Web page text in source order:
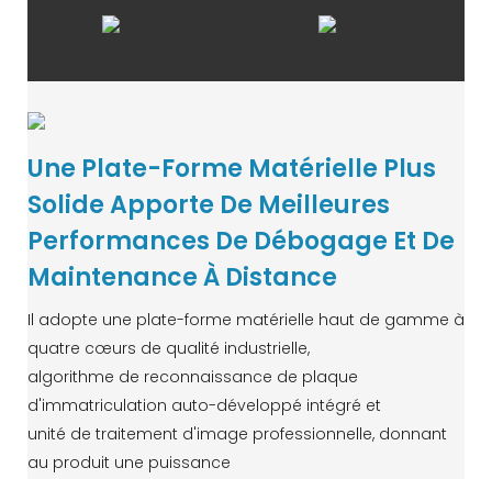
Une Plate-Forme Matérielle Plus
Solide Apporte De Meilleures
Performances De Débogage Et De
Maintenance À Distance
Il adopte une plate-forme matérielle haut de gamme à
quatre cœurs de qualité industrielle,
algorithme de reconnaissance de plaque
d'immatriculation auto-développé intégré et
unité de traitement d'image professionnelle, donnant
au produit une puissance